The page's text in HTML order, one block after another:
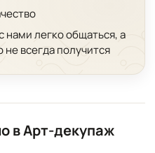
нами легко общаться, а
не всегда получится
в Арт-декупаж